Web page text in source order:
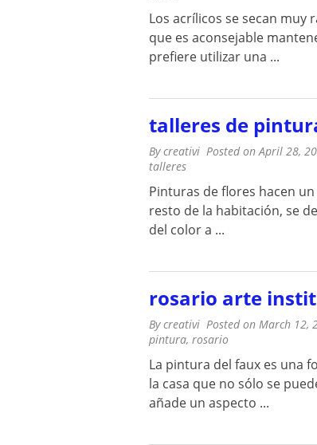
Los acrílicos se secan
que es aconsejable
prefiere utilizar una ...
talleres de
Bycreativi Posted onApril 28,
talleres
Pinturas de flores hacen
resto de la habitación, se
del color a ...
rosario arte
Bycreativi Posted on March 12,
pintura, rosario
La pintura del faux es una
la casa que no sólo se
añade un aspecto ...